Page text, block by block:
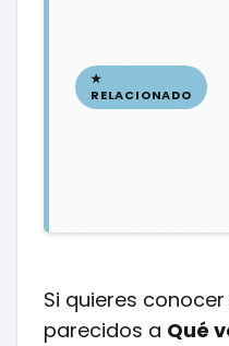
Si quieres
parecidos a Qué